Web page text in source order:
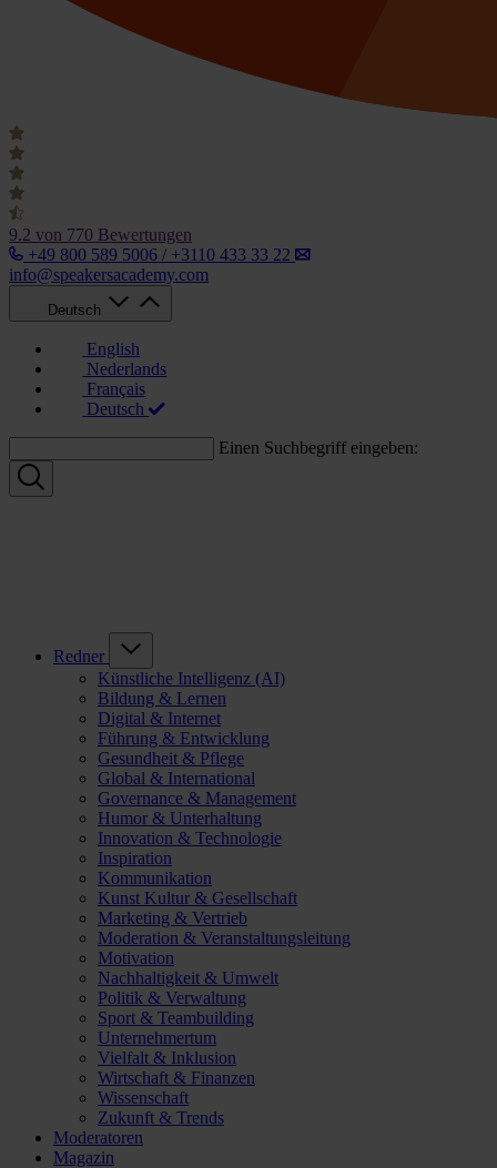
9.2 von 770 Bewertungen
+49 800 589 5006 / +3110 433 33 22
info@speakersacademy.com
Deutsch
English
Nederlands
Français
Deutsch
Einen Suchbegriff eingeben:
Redner
Künstliche Intelligenz (AI)
Bildung & Lernen
Digital & Internet
Führung & Entwicklung
Gesundheit & Pflege
Global & International
Governance & Management
Humor & Unterhaltung
Innovation & Technologie
Inspiration
Kommunikation
Kunst Kultur & Gesellschaft
Marketing & Vertrieb
Moderation & Veranstaltungsleitung
Motivation
Nachhaltigkeit & Umwelt
Politik & Verwaltung
Sport & Teambuilding
Unternehmertum
Vielfalt & Inklusion
Wirtschaft & Finanzen
Wissenschaft
Zukunft & Trends
Moderatoren
Magazin